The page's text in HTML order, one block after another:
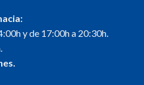
y de 17:00h a 20:30h.